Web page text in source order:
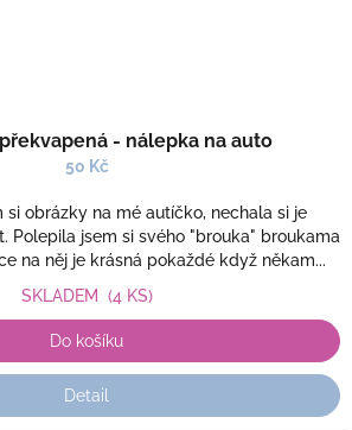
- nálepka na auto
50 Kč
si obrázky na mé autíčko, nechala si je
Polepila jsem si svého "brouka" broukama
na něj je krásná pokaždé když někam...
SKLADEM (4 KS)
Do košíku
Detail